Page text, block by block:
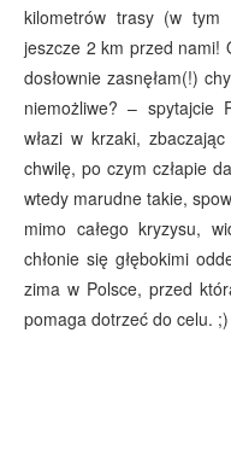
kilometrów trasy (w
jeszcze 2 km przed nami!
dosłownie zasnęłam(!)
niemożliwe? – spytajcie
włazi w krzaki,
chwilę, po czym człapie
wtedy marudne takie,
mimo całego kryzysu,
chłonie się głębokimi
zima w Polsce, przed
pomaga dotrzeć do celu. ;)